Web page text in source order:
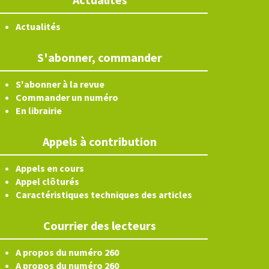
Actualités
S'abonner, commander
S'abonner à la revue
Commander un numéro
En librairie
Appels à contribution
Appels en cours
Appel clôturés
Caractéristiques techniques des articles
Courrier des lecteurs
A propos du numéro 260
A propos du numéro 260